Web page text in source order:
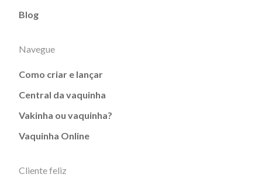
Blog
Navegue
Como criar e lançar
Central da vaquinha
Vakinha ou vaquinha?
Vaquinha Online
Cliente feliz